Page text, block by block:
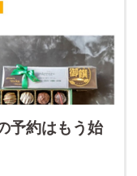
予約はもう始